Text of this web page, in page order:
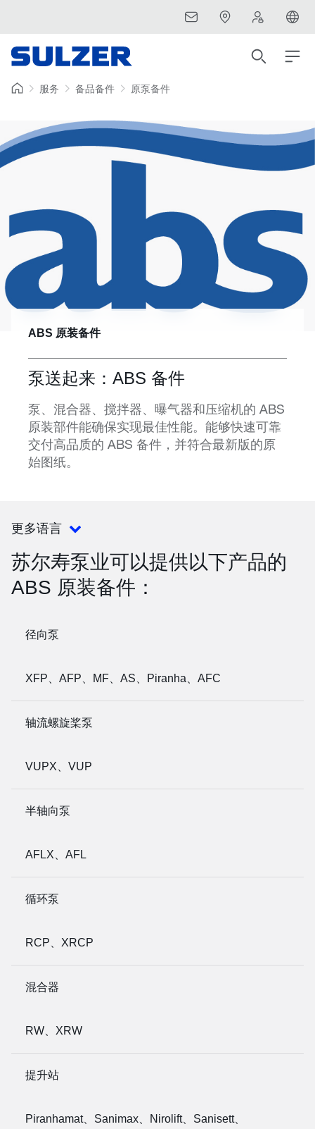
服务 备品备件 原泵备件
ABS 原装备件
泵送起来：ABS 备件
泵、混合器、搅拌器、曝气器和压缩机的 ABS
原装部件能确保实现最佳性能。能够快速可靠
交付高品质的 ABS 备件，并符合最新版的原
始图纸。
更多语言
苏尔寿泵业可以提供以下产品的
ABS 原装备件：
径向泵
XFP、AFP、MF、AS、Piranha、AFC
轴流螺旋桨泵
VUPX、VUP
半轴向泵
AFLX、AFL
循环泵
RCP、XRCP
混合器
RW、XRW
提升站
Piranhamat、Sanimax、Nirolift、Sanisett、